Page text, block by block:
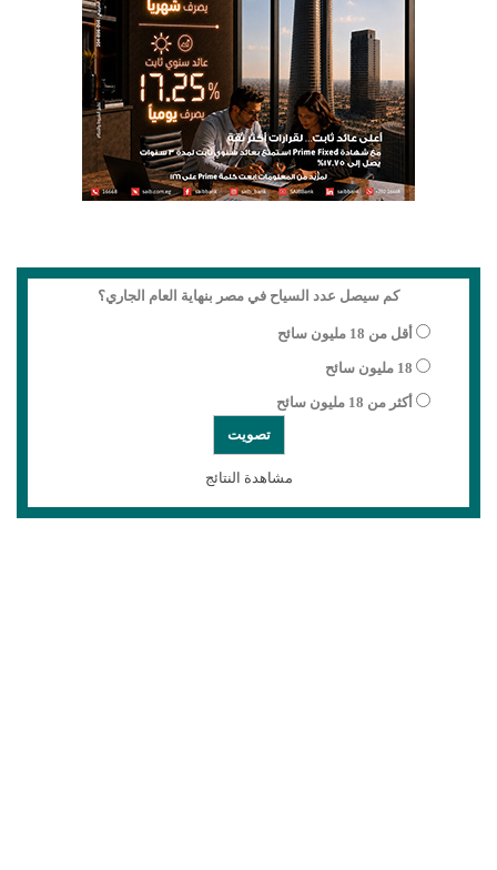
كم سيصل عدد السياح في مصر بنهاية العام الجاري؟
أقل من 18 مليون سائح
18 مليون سائح
أكثر من 18 مليون سائح
مشاهدة النتائج